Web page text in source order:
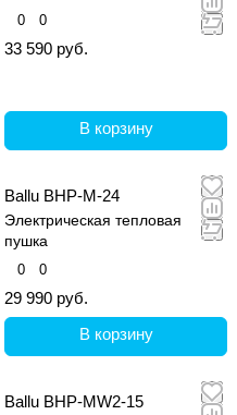
0 0
33 590 руб.
В корзину
Ballu BHP-M-24
Электрическая тепловая
пушка
0 0
29 990 руб.
В корзину
Ballu BHP-MW2-15